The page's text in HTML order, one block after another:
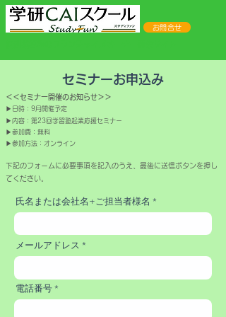
お問合せ
セミナーお申込み
＜＜セミナー開催のお知らせ＞＞
▶日時：9月開催予定
▶内容：第23回学習塾起業応援セミナー
▶参加費：無料
​▶参加方法：オンライン
​下記のフォームに必要事項を記入のうえ、最後に送信ボタンを押し
てください。
氏名または会社名+ご担当者様名
メールアドレス
電話番号